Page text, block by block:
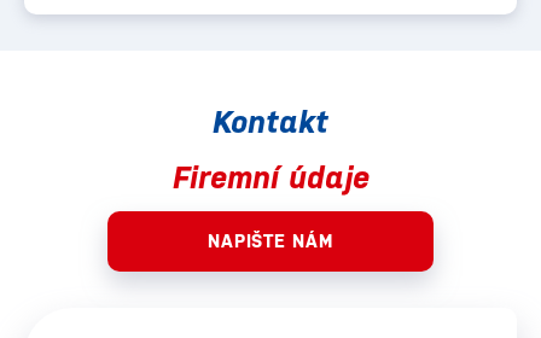
Kontakt
Firemní údaje
NAPIŠTE NÁM